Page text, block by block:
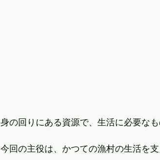
身の回りにある資源で、生活に必要なも
今回の主役は、かつての漁村の生活を支